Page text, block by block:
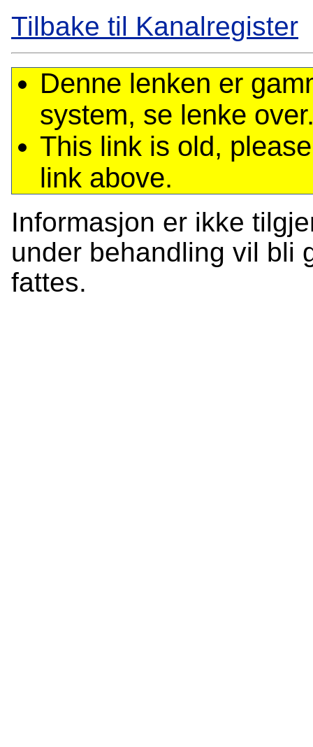
Tilbake til Kanalregister
Denne lenken er
system, se lenke
This link is old,
link above.
Informasjon er ikke
under behandling vil bli
fattes.